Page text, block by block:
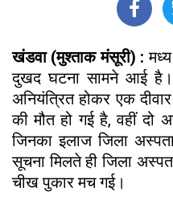
खंडवा (मुश्ताक मंसूरी) :
दुखद घटना सामने आई है।
अनियंत्रित होकर एक
की मौत हो गई है, वहीं दो
जिनका इलाज जिला
सूचना मिलते ही जिला
चीख पुकार मच गई।